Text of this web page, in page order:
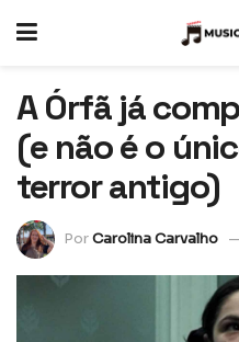
A Órfã já
(e não é o
terror antigo)
PorCarolina Carvalho